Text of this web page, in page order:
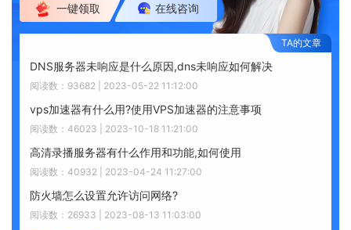
一键领取 在线咨询
DNS服务器未响应是什么原因,dns未响应如何解决
阅读数：93682 | 2023-05-22 11:12:00
vps加速器有什么用?使用VPS加速器的注意事项
阅读数：46023 | 2023-10-18 11:21:00
高清录播服务器有什么作用和功能,如何使用
阅读数：40932 | 2023-04-24 11:27:00
防火墙怎么设置允许访问网络?
阅读数：26933 | 2023-08-13 11:03:00